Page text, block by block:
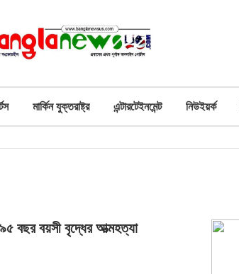
মার্কিন যুক্তরাষ্ট্র এন্টারটেইনমেন্ট নিউইয়র্ক
বছর বয়সী বৃদ্ধের আত্মহত্যা